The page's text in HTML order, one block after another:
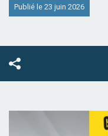
Publié le 23 juin 2026